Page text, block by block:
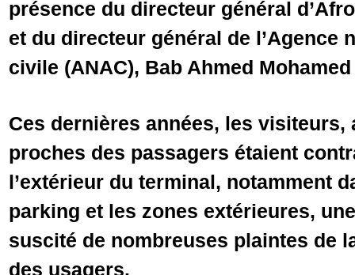
présence du directeur général
et du directeur général de l’Agence
civile (ANAC), Bab Ahmed
Ces dernières années, les visiteurs,
proches des passagers étaient
l’extérieur du terminal, notamment
parking et les zones extérieures,
suscité de nombreuses plaintes de
des usagers.